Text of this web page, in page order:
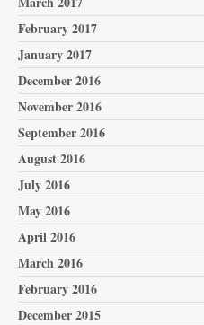
February 2017
January 2017
December 2016
November 2016
September 2016
August 2016
July 2016
May 2016
April 2016
March 2016
February 2016
December 2015